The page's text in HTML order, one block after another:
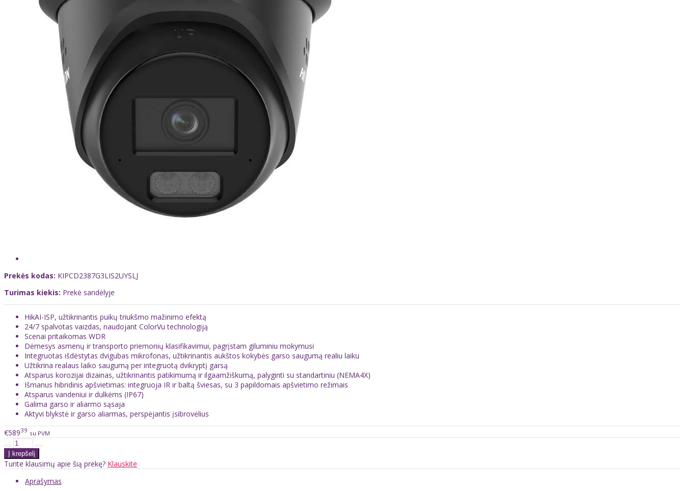
Prekės kodas: KIPCD2387G3LIS2UYSLJ
Turimas kiekis: Prekė sandėlyje
HikAI-ISP, užtikrinantis puikų triukšmo mažinimo efektą
24/7 spalvotas vaizdas, naudojant ColorVu technologiją
Scenai pritaikomas WDR
Dėmesys asmenų ir transporto priemonių klasifikavimui, pagrįstam giluminiu mokymusi
Integruotas išdėstytas dvigubas mikrofonas, užtikrinantis aukštos kokybės garso saugumą realiu laiku
Užtikrina realaus laiko saugumą per integruotą dvikryptį garsą
Atsparus korozijai dizainas, užtikrinantis patikimumą ir ilgaamžiškumą, palyginti su standartiniu (NEMA4X)
Išmanus hibridinis apšvietimas: integruoja IR ir baltą šviesas, su 3 papildomais apšvietimo režimais
Atsparus vandeniui ir dulkėms (IP67)
Galima garso ir aliarmo sąsaja
Aktyvi blykstė ir garso aliarmas, perspėjantis įsibrovėlius
€58939 su PVM
Turite klausimų apie šią prekę? Klauskite
Aprašymas